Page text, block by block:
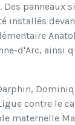
panneaux
installés
d'Arc, ainsi
contre le
maternelle